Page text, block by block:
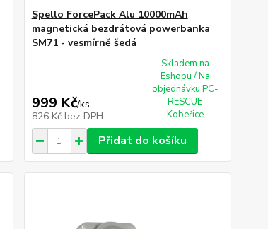
Spello ForcePack Alu 10000mAh
magnetická bezdrátová powerbanka
SM71 - vesmírně šedá
999 Kč/ks
826 Kč bez DPH
Skladem na
Eshopu / Na
objednávku PC-
RESCUE
Kobeřice
Přidat do košíku